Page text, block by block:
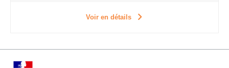
Voir en détails